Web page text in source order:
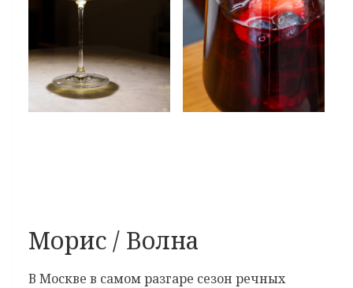
Морис / Волна
В Москве в самом разгаре сезон речных